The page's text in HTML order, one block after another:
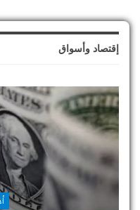
إقتصاد وأسواق